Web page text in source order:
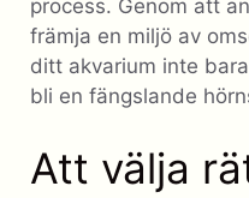
process. Genom att
främja en miljö av
ditt akvarium inte
bli en fängslande
Att välja